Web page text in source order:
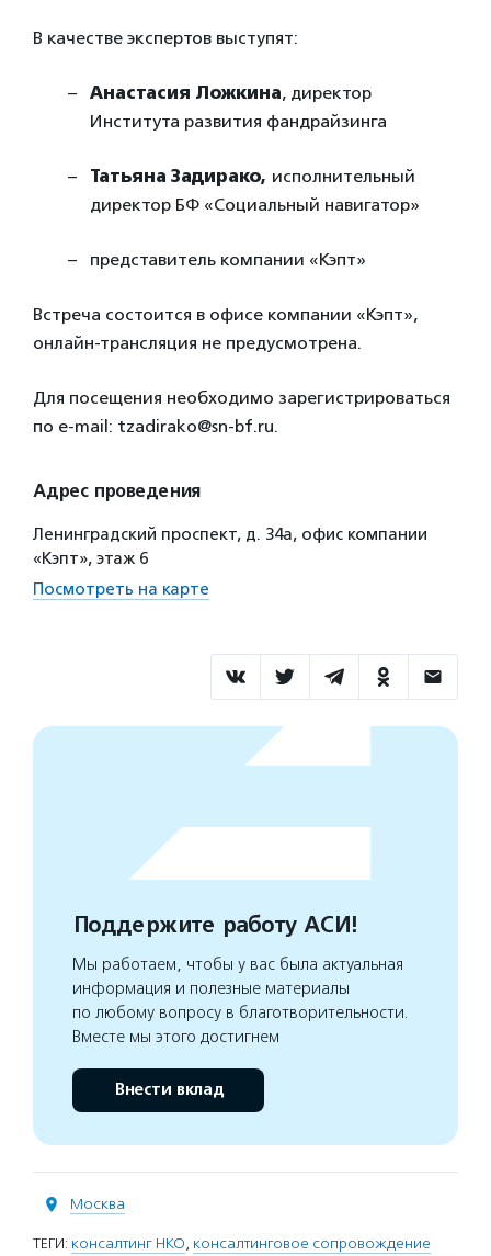
В качестве экспертов выступят:
Анастасия Ложкина, директор
Института развития фандрайзинга
Татьяна Задирако, исполнительный
директор БФ «Социальный навигатор»
представитель компании «Кэпт»
Встреча состоится в офисе компании «Кэпт»,
онлайн-трансляция не предусмотрена.
Для посещения необходимо зарегистрироваться
по e-mail: tzadirako@sn-bf.ru.
Адрес проведения
Ленинградский проспект, д. 34а, офис компании
«Кэпт», этаж 6
Посмотреть на карте
Поддержите работу АСИ!
Мы работаем, чтобы у вас была актуальная
информация и полезные материалы
по любому вопросу в благотворительности.
Вместе мы этого достигнем
Внести вклад
Москва
ТЕГИ: консалтинг НКО, консалтинговое сопровождение